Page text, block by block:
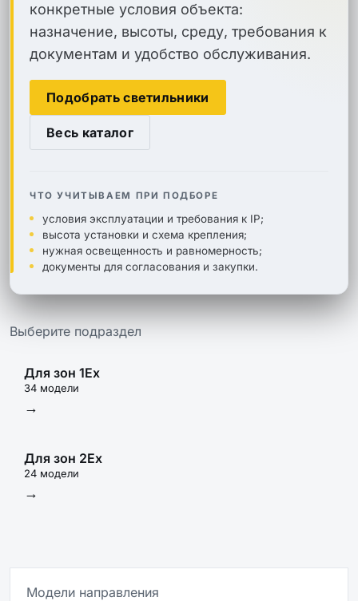
конкретные условия объекта:
назначение, высоты, среду, требования к
документам и удобство обслуживания.
Подобрать светильники
Весь каталог
ЧТО УЧИТЫВАЕМ ПРИ ПОДБОРЕ
условия эксплуатации и требования к IP;
высота установки и схема крепления;
нужная освещенность и равномерность;
документы для согласования и закупки.
Выберите подраздел
Для зон 1Ex
34 модели
→
Для зон 2Ex
24 модели
→
Модели направления